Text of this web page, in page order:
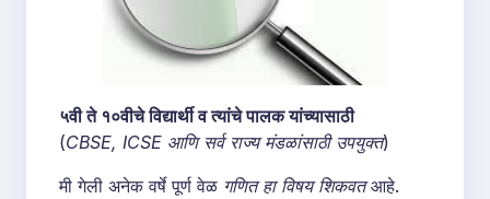
५वी ते १०वीचे विद्यार्थी व त्यांचे पालक यांच्यासाठी
(CBSE, ICSE आणि सर्व राज्य मंडळांसाठी उपयुक्त)
मी गेली अनेक वर्षे पूर्ण वेळ गणित हा विषय शिकवतआहे.